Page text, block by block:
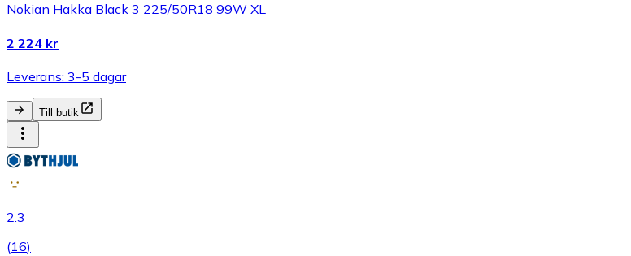
Nokian Hakka Black 3 225/50R18 99W XL
2 224 kr
Leverans: 3-5 dagar
Till butik
2.3
(16)